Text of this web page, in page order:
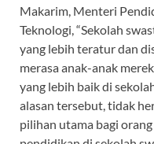
Makarim, Menteri
Teknologi, “Sekolah
yang lebih teratur dan
merasa anak-anak
yang lebih baik di
alasan tersebut, tidak
pilihan utama bagi